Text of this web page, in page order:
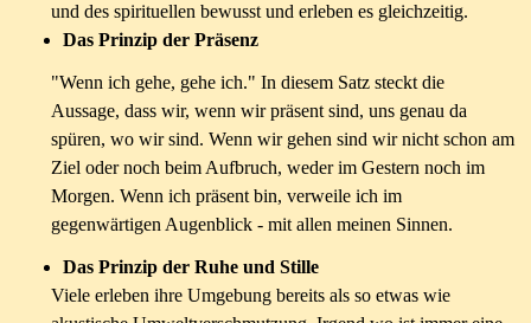
und des spirituellen bewusst und erleben es gleichzeitig.
Das Prinzip der Präsenz
"Wenn ich gehe, gehe ich." In diesem Satz steckt die
Aussage, dass wir, wenn wir präsent sind, uns genau da
spüren, wo wir sind. Wenn wir gehen sind wir nicht schon am
Ziel oder noch beim Aufbruch, weder im Gestern noch im
Morgen. Wenn ich präsent bin, verweile ich im
gegenwärtigen Augenblick - mit allen meinen Sinnen.
Das Prinzip der Ruhe und Stille
Viele erleben ihre Umgebung bereits als so etwas wie